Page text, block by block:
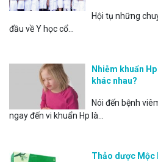
Hội tụ những
đầu về Y học cổ...
Nhiễm khuẩn
khác nhau?
Nói đến bệnh
ngay đến vi khuẩn Hp là...
Thảo dược Mộc